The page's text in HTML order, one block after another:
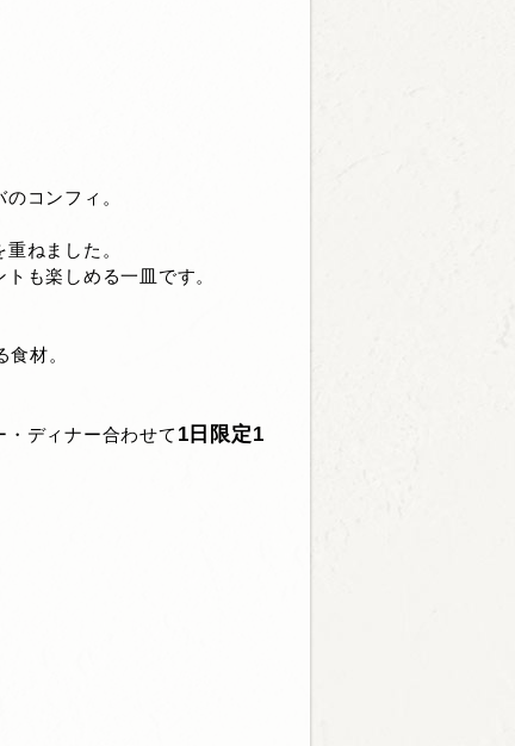
コンフィ。
重ねました。
も楽しめる一皿です。
材。
ディナー合わせて 1日限定1